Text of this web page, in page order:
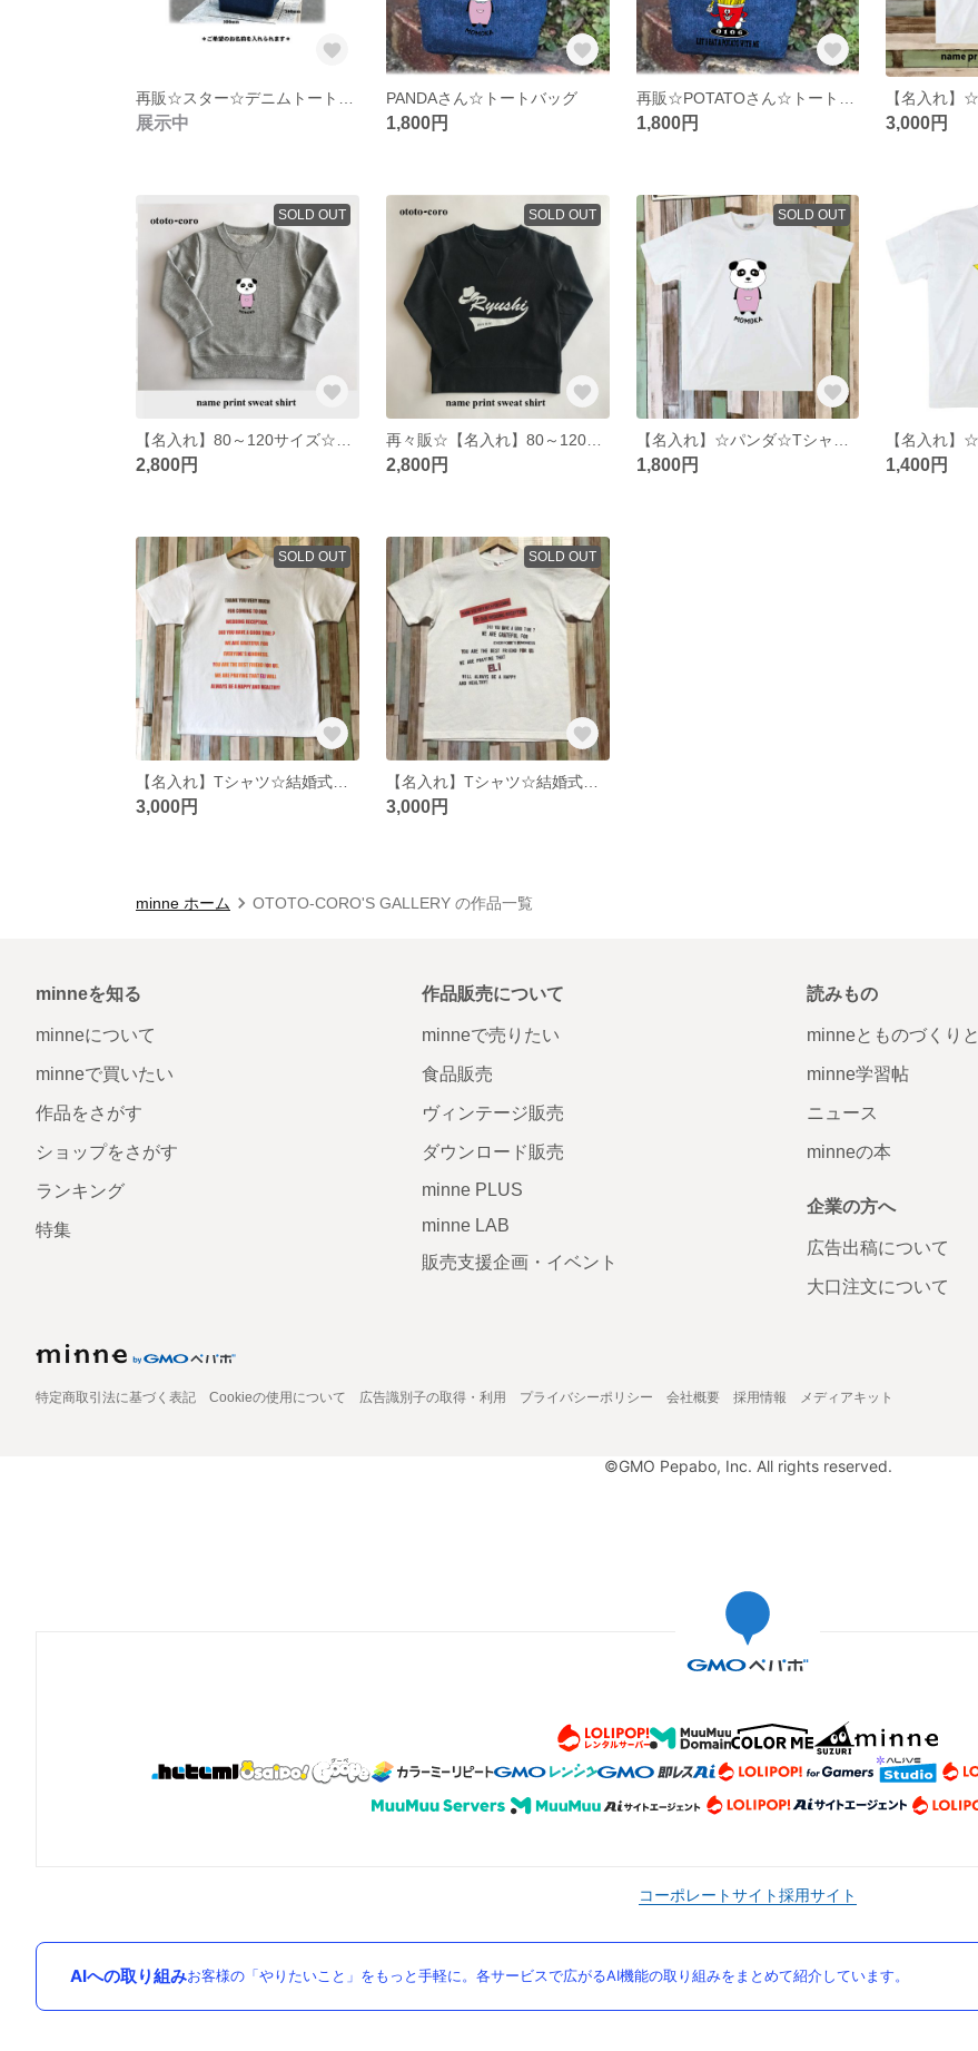
展示中
PANDAさん☆トートバッグ
1,800円 1,800円 3,000円
SOLD OUT
2,800円
SOLD OUT
再々販☆【名入れ】80～120サイズ☆スウェット
2,800円
SOLD OUT
1,800円 1,400円
SOLD OUT
3,000円
SOLD OUT
【名入れ】Tシャツ☆結婚式引出物☆
3,000円
minne ホーム OTOTO-CORO'S GALLERY の作品一覧
minneを知る
minneについて
minneで買いたい
作品をさがす
ショップをさがす
ランキング
特集
作品販売について
minneで売りたい
食品販売
ヴィンテージ販売
ダウンロード販売
minne PLUS
minne LAB
販売支援企画・イベント
読みもの
minneとものづくりと
minne学習帖
ニュース
minneの本
企業の方へ
広告出稿について
大口注文について
特定商取引法に基づく表記 Cookieの使用について 広告識別子の取得・利用 プライバシーポリシー 会社概要 採用情報 メディアキット
©GMO Pepabo, Inc. All rights reserved.
コーポレートサイト採用サイト
AIへの取り組みお客様の「やりたいこと」をもっと手軽に。各サービスで広がるAI機能の取り組みをまとめて紹介しています。